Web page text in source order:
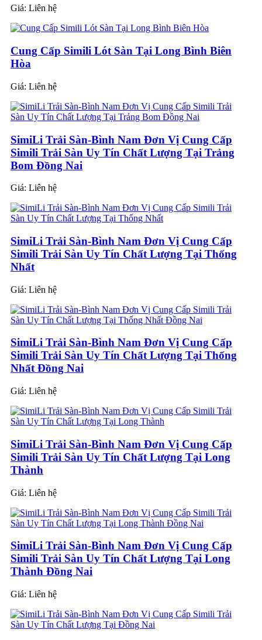
Giá: Liên hệ
Cung Cấp Simili Lót Sàn Tại Long Bình Biên
Hòa
Giá: Liên hệ
SimiLi Trải Sàn-Bình Nam Đơn Vị Cung Cấp
Simili Trải Sàn Uy Tín Chất Lượng Tại Trảng
Bom Đồng Nai
Giá: Liên hệ
SimiLi Trải Sàn-Bình Nam Đơn Vị Cung Cấp
Simili Trải Sàn Uy Tín Chất Lượng Tại Thống
Nhất
Giá: Liên hệ
SimiLi Trải Sàn-Bình Nam Đơn Vị Cung Cấp
Simili Trải Sàn Uy Tín Chất Lượng Tại Thống
Nhất Đồng Nai
Giá: Liên hệ
SimiLi Trải Sàn-Bình Nam Đơn Vị Cung Cấp
Simili Trải Sàn Uy Tín Chất Lượng Tại Long
Thành
Giá: Liên hệ
SimiLi Trải Sàn-Bình Nam Đơn Vị Cung Cấp
Simili Trải Sàn Uy Tín Chất Lượng Tại Long
Thành Đồng Nai
Giá: Liên hệ